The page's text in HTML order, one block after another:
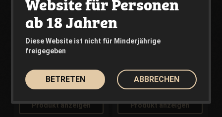
Mai Tai Auto
PHILOSOPHER SEEDS
Aus
25.00€
Produkt anzeigen
PHILOSOPHER SEEDS
Aus
19.50€
Produkt anzeigen
ab 18 Jahren
Diese Website ist nicht für Minderjährige
freigegeben
BETRETEN ABBRECHEN